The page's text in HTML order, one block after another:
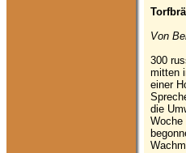
Von
300
mitten
einer
die
Woche